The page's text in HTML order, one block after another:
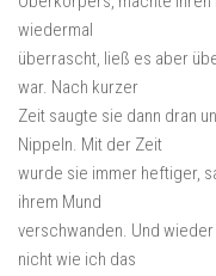
wiedermal
überrascht, ließ es aber
war. Nach kurzer
Zeit saugte sie dann dran
Nippeln. Mit der Zeit
wurde sie immer heftiger,
ihrem Mund
verschwanden. Und
nicht wie ich das